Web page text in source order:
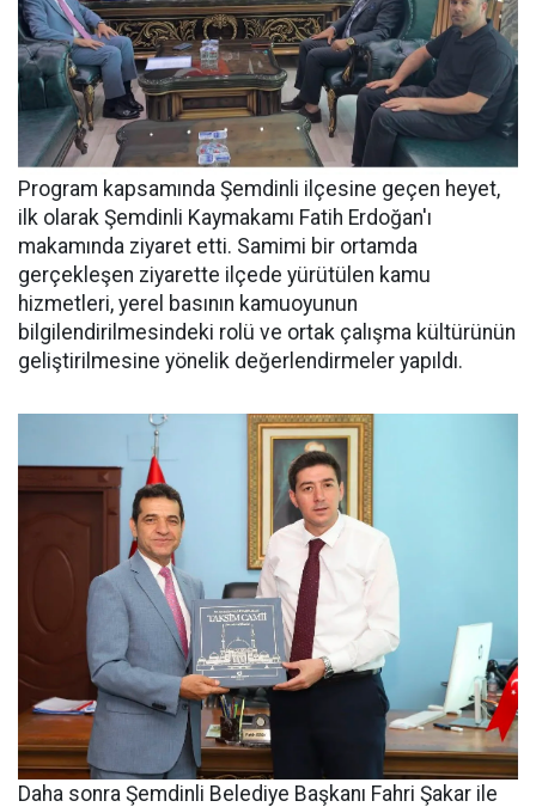
Program kapsamında Şemdinli ilçesine geçen heyet,
ilk olarak Şemdinli Kaymakamı Fatih Erdoğan'ı
makamında ziyaret etti. Samimi bir ortamda
gerçekleşen ziyarette ilçede yürütülen kamu
hizmetleri, yerel basının kamuoyunun
bilgilendirilmesindeki rolü ve ortak çalışma kültürünün
geliştirilmesine yönelik değerlendirmeler yapıldı.
Daha sonra Şemdinli Belediye Başkanı Fahri Şakar ile